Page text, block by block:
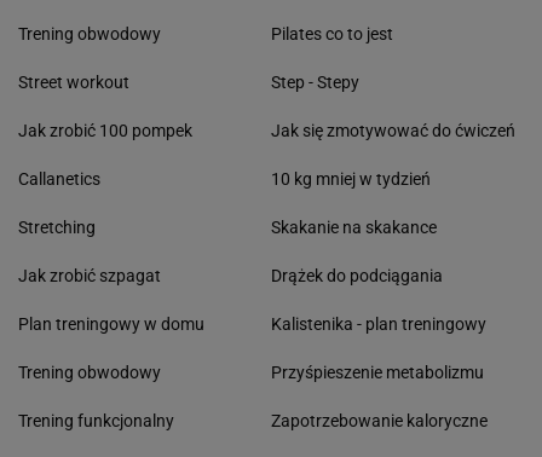
Trening obwodowy
Street workout
Jak zrobić 100 pompek
Callanetics
Stretching
Jak zrobić szpagat
Plan treningowy w domu
Trening obwodowy
Trening funkcjonalny
Pilates co to jest
Step - Stepy
Jak się zmotywować do ćwiczeń
10 kg mniej w tydzień
Skakanie na skakance
Drążek do podciągania
Kalistenika - plan treningowy
Przyśpieszenie metabolizmu
Zapotrzebowanie kaloryczne